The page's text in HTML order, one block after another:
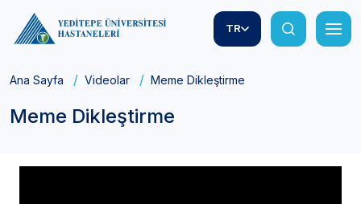
TR
Ana Sayfa Videolar Meme Dikleştirme
Meme Dikleştirme